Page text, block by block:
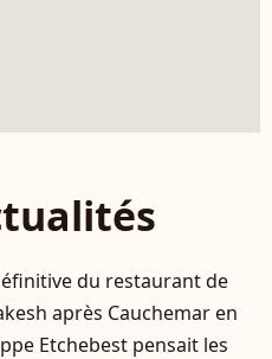
du restaurant de
après Cauchemar en
Etchebest pensait les